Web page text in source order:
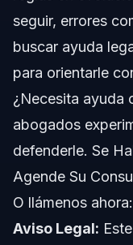
¿Cómo se
¿Cómo afecta
americanos?
¿Qué deben
seguir, errores
buscar ayuda
para orientarle
¿Necesita ayuda
abogados
defenderle. Se
Agende Su
O llámenos ahora:
Aviso Legal: